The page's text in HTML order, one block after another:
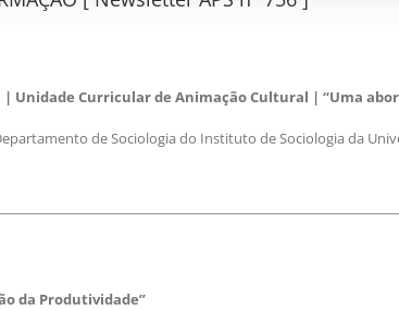
Unidade Curricular de Animação Cultural | “Uma
de Sociologia do Instituto de Sociologia da
da Produtividade”